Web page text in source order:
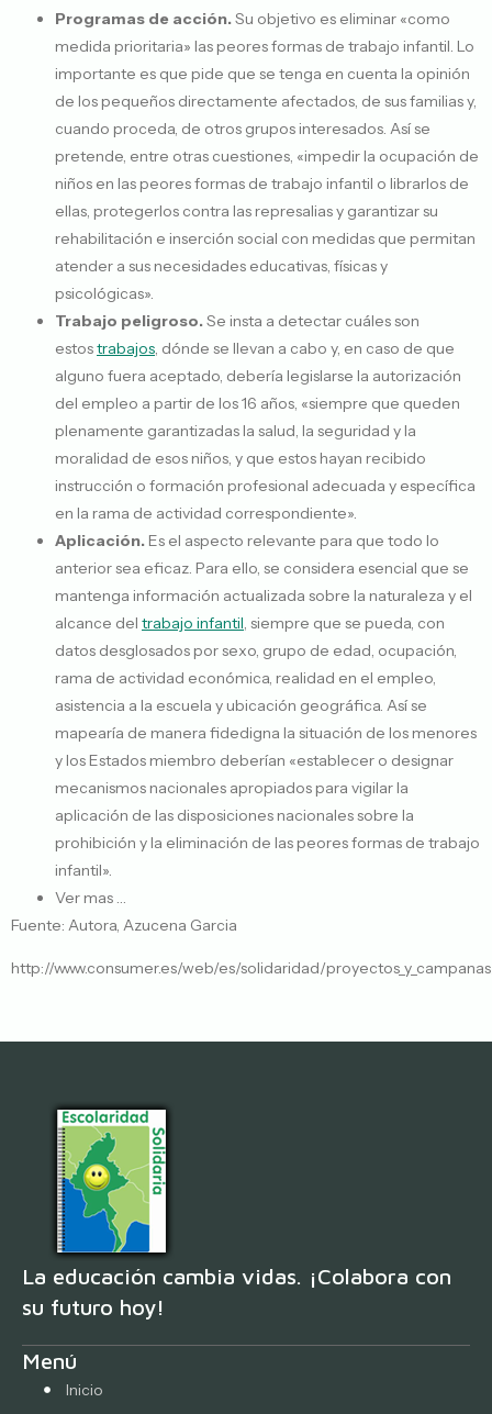
Programas de acción.Su objetivo es eliminar «como
medida prioritaria» las peores formas de trabajo infantil. Lo
importante es que pide que se tenga en cuenta la opinión
de los pequeños directamente afectados, de sus familias y,
cuando proceda, de otros grupos interesados. Así se
pretende, entre otras cuestiones, «impedir la ocupación de
niños en las peores formas de trabajo infantil o librarlos de
ellas, protegerlos contra las represalias y garantizar su
rehabilitación e inserción social con medidas que permitan
atender a sus necesidades educativas, físicas y
psicológicas».
Trabajo peligroso.Se insta a detectar cuáles son
estostrabajos , dónde se llevan a cabo y, en caso de que
alguno fuera aceptado, debería legislarse la autorización
del empleo a partir de los 16 años, «siempre que queden
plenamente garantizadas la salud, la seguridad y la
moralidad de esos niños, y que estos hayan recibido
instrucción o formación profesional adecuada y específica
en la rama de actividad correspondiente».
Aplicación. Es el aspecto relevante para que todo lo
anterior sea eficaz. Para ello, se considera esencial que se
mantenga información actualizada sobre la naturaleza y el
alcance del trabajo infantil , siempre que se pueda, con
datos desglosados por sexo, grupo de edad, ocupación,
rama de actividad económica, realidad en el empleo,
asistencia a la escuela y ubicación geográfica. Así se
mapearía de manera fidedigna la situación de los menores
y los Estados miembro deberían «establecer o designar
mecanismos nacionales apropiados para vigilar la
aplicación de las disposiciones nacionales sobre la
prohibición y la eliminación de las peores formas de trabajo
infantil».
Ver mas …
Fuente: Autora, Azucena Garcia
http://www.consumer.es/web/es/solidaridad/
La educación cambia vidas. ¡Colabora con
su futuro hoy!
Menú
Inicio